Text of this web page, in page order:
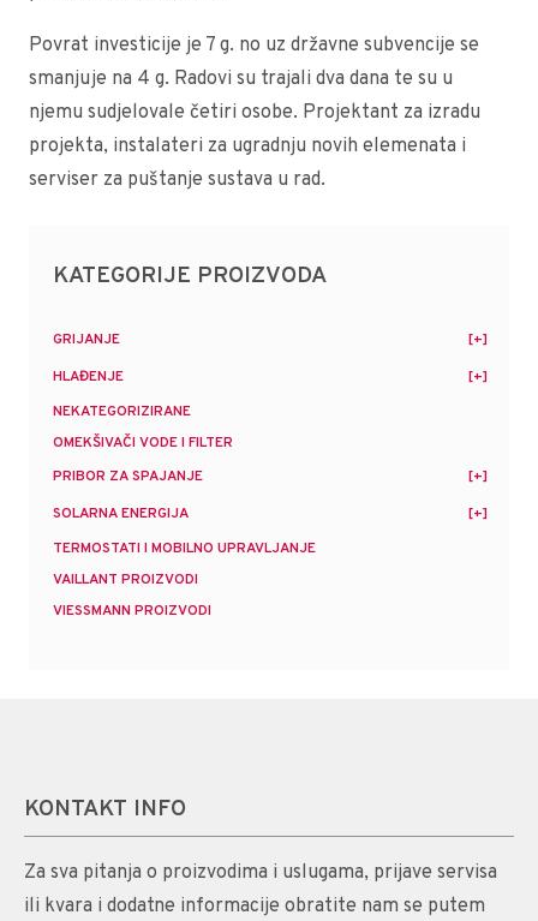
Povrat investicije je 7 g. no uz državne subvencije se
smanjuje na 4 g. Radovi su trajali dva dana te su u
njemu sudjelovale četiri osobe. Projektant za izradu
projekta, instalateri za ugradnju novih elemenata i
serviser za puštanje sustava u rad.
KATEGORIJE PROIZVODA
GRIJANJE
HLAĐENJE
NEKATEGORIZIRANE
OMEKŠIVAČI VODE I FILTER
PRIBOR ZA SPAJANJE
SOLARNA ENERGIJA
TERMOSTATI I MOBILNO UPRAVLJANJE
VAILLANT PROIZVODI
VIESSMANN PROIZVODI
KONTAKT INFO
Za sva pitanja o proizvodima i uslugama, prijave servisa
ili kvara i dodatne informacije obratite nam se putem